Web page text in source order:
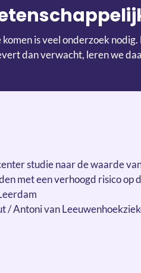
is veel onderzoek
dan verwacht, leren we
studie naar de waarde
met een verhoogd risico op
/ Antoni van